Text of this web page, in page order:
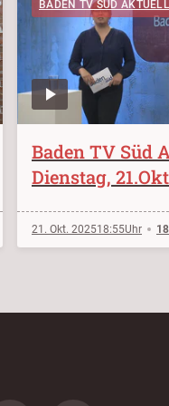
BADEN TV SÜD AKTUELL
Baden TV Süd
Dienstag,
21. Okt. 202518:55